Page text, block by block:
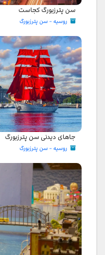
سن پترزبورگ کجاست
روسیه - سن پترزبورگ
جاهای دیدنی سن پترزبورگ
روسیه - سن پترزبورگ